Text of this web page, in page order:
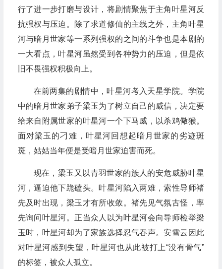
行了进一步打磨与设计，将剧情聚焦于主角叶星河反
抗强权与压迫。除了求道修仙的主线之外，主角叶星
河与暗月世家等一系列强权的之间的斗争也是本剧的
一大看点，叶星河虽然受到各种势力的压迫，但是依
旧不畏强权积极向上。
在前两集的剧情中，叶星河考入天星学院。学院
中的暗月世家弟子梁玉为了树立自己的威信，决定要
给来自附属世家的叶星河一个下马威，以杀鸡儆猴。
面对梁玉的刁难，叶星河回想起暗月世家的劣迹斑
斑，姑姑当年便是受暗月世家迫害而死。
现在，梁玉又以青羽世家的族人的安危威胁叶星
河，逼迫他下跪磕头。叶星河陷入两难，索性导师褚
先及时出现，梁玉才有所收敛。褚先见气氛古怪，率
先询问叶星河。正当众人以为叶星河会向导师检举梁
玉时，叶星河却为了家族选择忍气吞声。安雪云因此
对叶星河感到失望，叶星河也从此被打上“没有骨气”
的标签，被众人孤立。